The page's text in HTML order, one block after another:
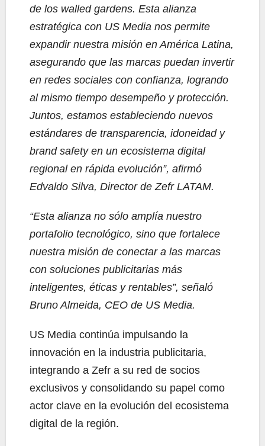
de los walled gardens. Esta alianza
estratégica con US Media nos permite
expandir nuestra misión en América Latina,
asegurando que las marcas puedan invertir
en redes sociales con confianza, logrando
al mismo tiempo desempeño y protección.
Juntos, estamos estableciendo nuevos
estándares de transparencia, idoneidad y
brand safety en un ecosistema digital
regional en rápida evolución”, afirmó
Edvaldo Silva, Director de Zefr LATAM.
“Esta alianza no sólo amplía nuestro
portafolio tecnológico, sino que fortalece
nuestra misión de conectar a las marcas
con soluciones publicitarias más
inteligentes, éticas y rentables”, señaló
Bruno Almeida, CEO de US Media.
US Media continúa impulsando la
innovación en la industria publicitaria,
integrando a Zefr a su red de socios
exclusivos y consolidando su papel como
actor clave en la evolución del ecosistema
digital de la región.